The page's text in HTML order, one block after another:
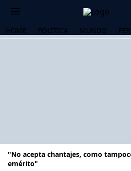
HOME POLÍTICA MUNDO
"No acepta chantajes, como
emérito"